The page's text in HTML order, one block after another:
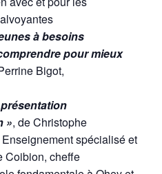
à besoins
pour mieux
Bigot,
», de Christophe
spécialisé et
Coibion, cheffe